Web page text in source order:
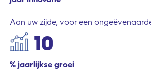
Aan uw zijde, voor een
10
% jaarlijkse groei